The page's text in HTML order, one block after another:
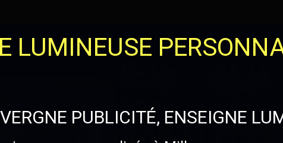
LUMINEUSE
PUBLICITÉ, ENSEIGNE